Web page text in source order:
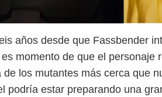
años desde que Fassbender
momento de que el personaje
de los mutantes más cerca que
podría estar preparando una